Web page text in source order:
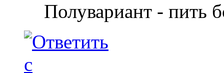
Полувариант - пить